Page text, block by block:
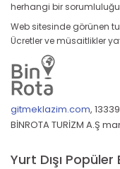
herhangi bir
Web sitesinde görünen
Ücretler ve müsaitlikler
gitmeklazim.com,
BİNROTA TURİZM A.Ş
Yurt Dışı